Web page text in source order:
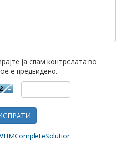
ја спам контролата во
е предвидено.